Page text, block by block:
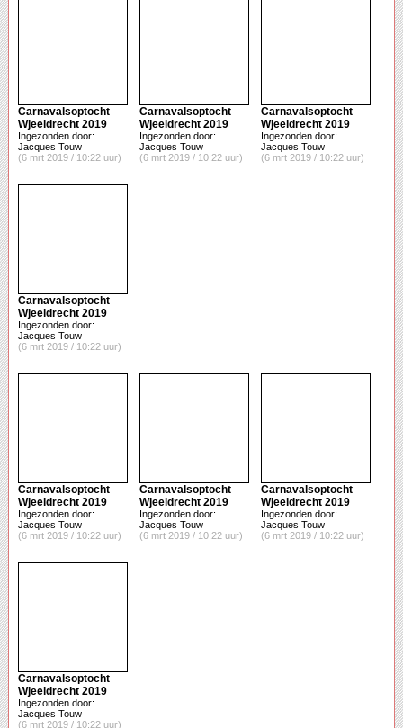
Carnavalsoptocht
Wjeeldrecht 2019
Ingezonden door:
Jacques Touw
(6 mrt 2019 / 10:22 uur)
Carnavalsoptocht
Wjeeldrecht 2019
Ingezonden door:
Jacques Touw
(6 mrt 2019 / 10:22 uur)
Carnavalsoptocht
Wjeeldrecht 2019
Ingezonden door:
Jacques Touw
(6 mrt 2019 / 10:22 uur)
Carnavalsoptocht
Wjeeldrecht 2019
Ingezonden door:
Jacques Touw
(6 mrt 2019 / 10:22 uur)
Carnavalsoptocht
Wjeeldrecht 2019
Ingezonden door:
Jacques Touw
(6 mrt 2019 / 10:22 uur)
Carnavalsoptocht
Wjeeldrecht 2019
Ingezonden door:
Jacques Touw
(6 mrt 2019 / 10:22 uur)
Carnavalsoptocht
Wjeeldrecht 2019
Ingezonden door:
Jacques Touw
(6 mrt 2019 / 10:22 uur)
Carnavalsoptocht
Wjeeldrecht 2019
Ingezonden door:
Jacques Touw
(6 mrt 2019 / 10:22 uur)